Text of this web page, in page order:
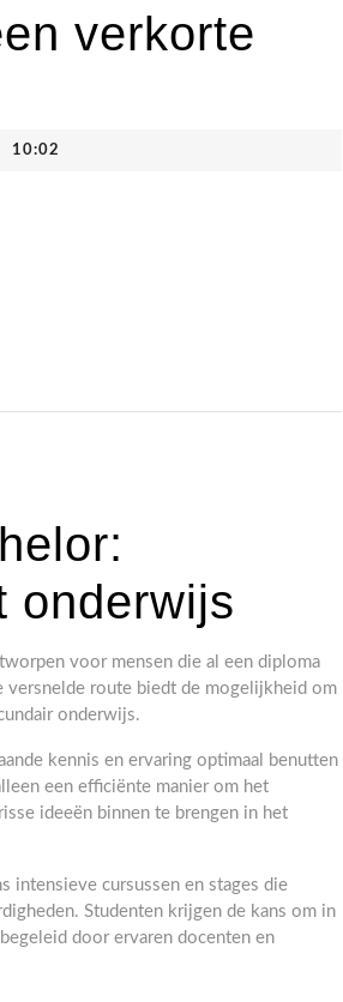
verkorte
10:02
onderwijs
voor mensen die al een diploma
versnelde route biedt de mogelijkheid om
onderwijs.
kennis en ervaring optimaal benutten
een efficiënte manier om het
ideeën binnen te brengen in het
intensieve cursussen en stages die
Studenten krijgen de kans om in
door ervaren docenten en